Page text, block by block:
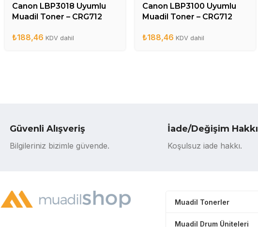
Canon LBP3018 Uyumlu
Muadil Toner – CRG712
₺188,46 KDV dahil
Canon LBP3100 Uyumlu
Muadil Toner – CRG712
₺188,46 KDV dahil
Güvenli Alışveriş
Bilgileriniz bizimle güvende.
İade/Değişim Hakkı
Koşulsuz iade hakkı.
Muadil Tonerler
Muadil Drum Üniteleri